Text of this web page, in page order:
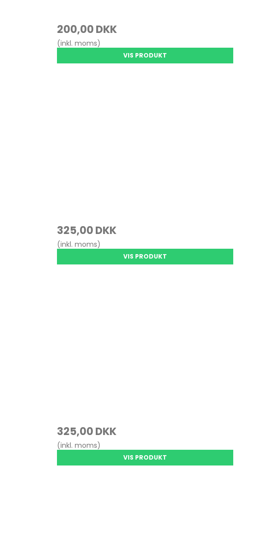
200,00 DKK
(inkl. moms)
VIS PRODUKT
325,00 DKK
(inkl. moms)
VIS PRODUKT
325,00 DKK
(inkl. moms)
VIS PRODUKT